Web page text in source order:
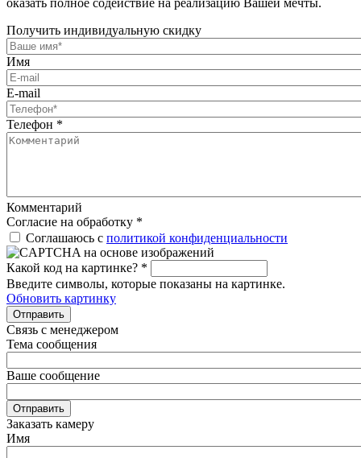
оказать полное содействие на реализацию Вашей мечты.
Получить индивидуальную скидку
Имя
E-mail
Телефон *
Комментарий
Согласие на обработку *
Соглашаюсь с политикой конфиденциальности
Какой код на картинке? *
Введите символы, которые показаны на картинке.
Обновить картинку
Отправить
Связь с менеджером
Тема сообщения
Ваше сообщение
Отправить
Заказать камеру
Имя